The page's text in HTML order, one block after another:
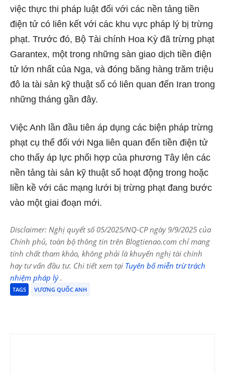
việc thực thi pháp luật đối với các nền tảng tiền
điện tử có liên kết với các khu vực pháp lý bị trừng
phạt. Trước đó, Bộ Tài chính Hoa Kỳ đã trừng phạt
Garantex, một trong những sàn giao dịch tiền điện
tử lớn nhất của Nga, và đóng băng hàng trăm triệu
đô la tài sản kỹ thuật số có liên quan đến Iran trong
những tháng gần đây.
Việc Anh lần đầu tiên áp dụng các biện pháp trừng
phạt cụ thể đối với Nga liên quan đến tiền điện tử
cho thấy áp lực phối hợp của phương Tây lên các
nền tảng tài sản kỹ thuật số hoạt động trong hoặc
liền kề với các mạng lưới bị trừng phạt đang bước
vào một giai đoạn mới.
Disclaimer: Nghị quyết số 05/2025/NQ-CP ngày 9/9/2025 của
Chính phủ, toàn bộ thông tin trên Blogtienao.com chỉ mang
tính chất tham khảo, không phải là khuyến nghị tài chính
hay tư vấn đầu tư. Chi tiết xem tại Tuyên bố miễn trừ trách
nhiệm pháp lý.
TAGS VƯƠNG QUỐC ANH